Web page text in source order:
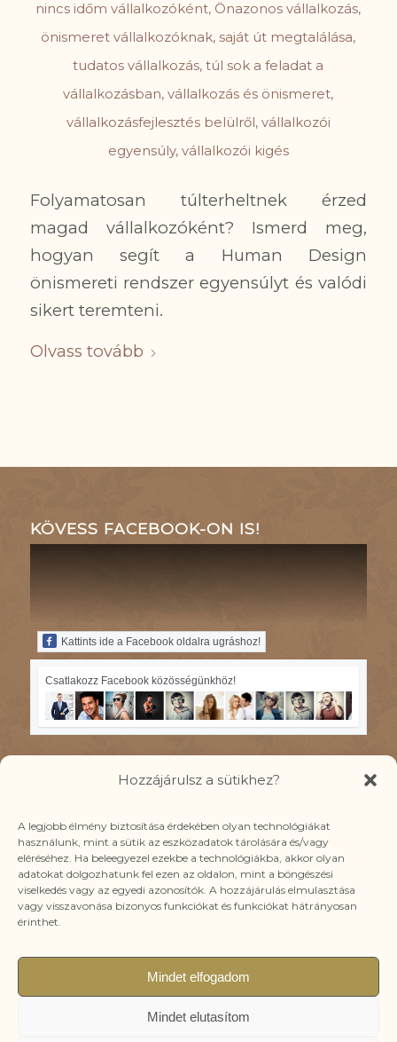
Hozzájárulsz a sütikhez?
A legjobb élmény biztosítása érdekében olyan technológiákat
használunk, mint a sütik az eszközadatok tárolására és/vagy
eléréséhez. Ha beleegyezel ezekbe a technológiákba, akkor olyan
adatokat dolgozhatunk fel ezen az oldalon, mint a böngészési
viselkedés vagy az egyedi azonosítók. A hozzájárulás elmulasztása
vagy visszavonása bizonyos funkciókat és funkciókat hátrányosan
érinthet.
Mindet elfogadom
Mindet elutasítom
nincs időm vállalkozóként, Önazonos vállalkozás,
önismeret vállalkozóknak, saját út megtalálása,
tudatos vállalkozás,túl sok a feladat a
vállalkozásban,vállalkozás és önismeret,
vállalkozásfejlesztés belülről, vállalkozói
egyensúly, vállalkozói kigés
Folyamatosan túlterheltnek érzed
magad vállalkozóként? Ismerd meg,
hogyan segít a Human Design
önismereti rendszer egyensúlyt és valódi
sikert teremteni.
Olvass tovább
KÖVESS FACEBOOK-ON IS!
Kattints ide a Facebook oldalra ugráshoz!
Csatlakozz Facebook közösségünkhöz!
IRATKOZZ FEL YOUTUBE
CSATORNÁMRA!
Ide kattints!
© Copyright - Kozér Emőke Minden jog fenntartva!